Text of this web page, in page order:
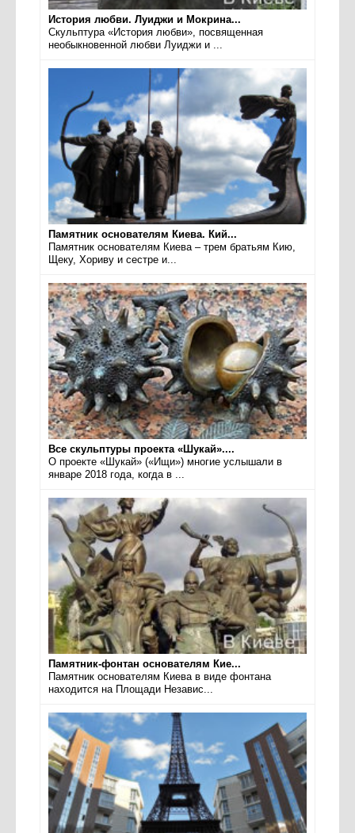
История любви. Луиджи и Мокрина...
Скульптура «История любви», посвященная
необыкновенной любви Луиджи и ...
Памятник основателям Киева. Кий...
Памятник основателям Киева – трем братьям Кию,
Щеку, Хориву и сестре и...
Все скульптуры проекта «Шукай»....
О проекте «Шукай» («Ищи») многие услышали в
январе 2018 года, когда в ...
Памятник-фонтан основателям Кие...
Памятник основателям Киева в виде фонтана
находится на Площади Независ...